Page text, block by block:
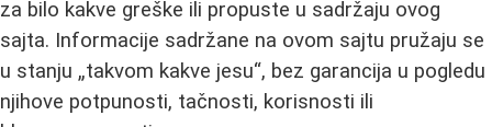
za bilo kakve greške ili propuste u sadržaju ovog
sajta. Informacije sadržane na ovom sajtu pružaju se
u stanju „takvom kakve jesu“, bez garancija u pogledu
njihove potpunosti, tačnosti, korisnosti ili